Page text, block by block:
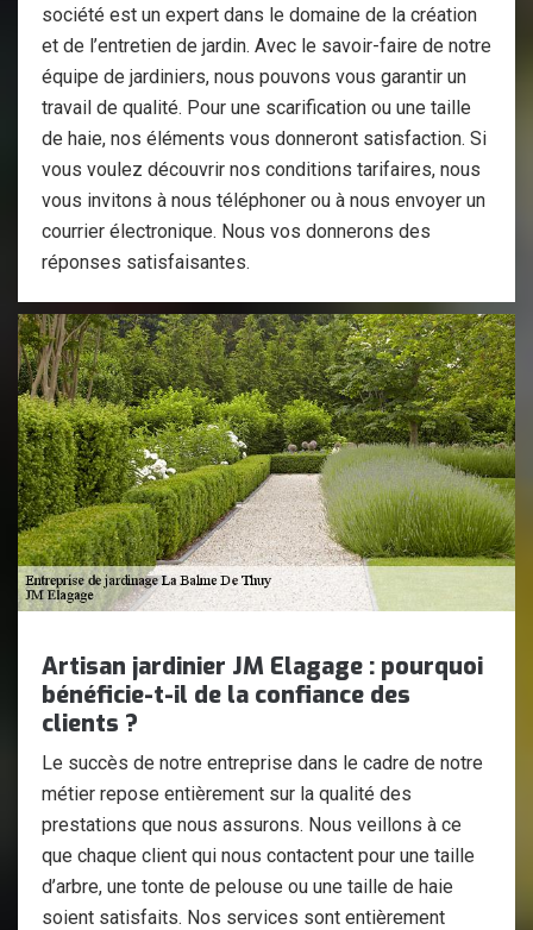
société est un expert dans le domaine de la création
et de l’entretien de jardin. Avec le savoir-faire de notre
équipe de jardiniers, nous pouvons vous garantir un
travail de qualité. Pour une scarification ou une taille
de haie, nos éléments vous donneront satisfaction. Si
vous voulez découvrir nos conditions tarifaires, nous
vous invitons à nous téléphoner ou à nous envoyer un
courrier électronique. Nous vos donnerons des
réponses satisfaisantes.
Artisan jardinier JM Elagage : pourquoi
bénéficie-t-il de la confiance des
clients ?
Le succès de notre entreprise dans le cadre de notre
métier repose entièrement sur la qualité des
prestations que nous assurons. Nous veillons à ce
que chaque client qui nous contactent pour une taille
d’arbre, une tonte de pelouse ou une taille de haie
soient satisfaits. Nos services sont entièrement